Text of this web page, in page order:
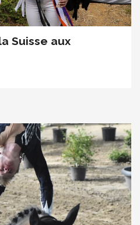
Suisse aux